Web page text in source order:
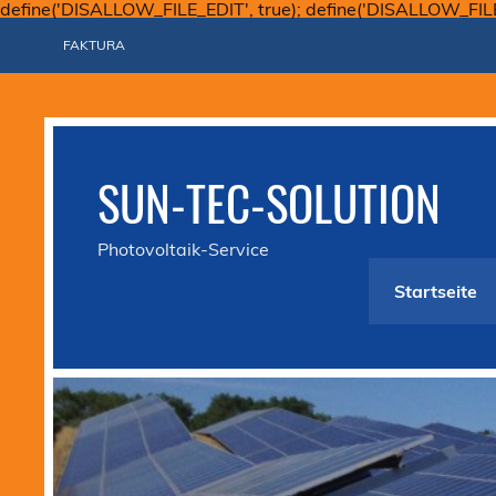
define('DISALLOW_FILE_EDIT', true);
FAKTURA
SUN-TEC-SOLUTION
Photovoltaik-Service
Startseite